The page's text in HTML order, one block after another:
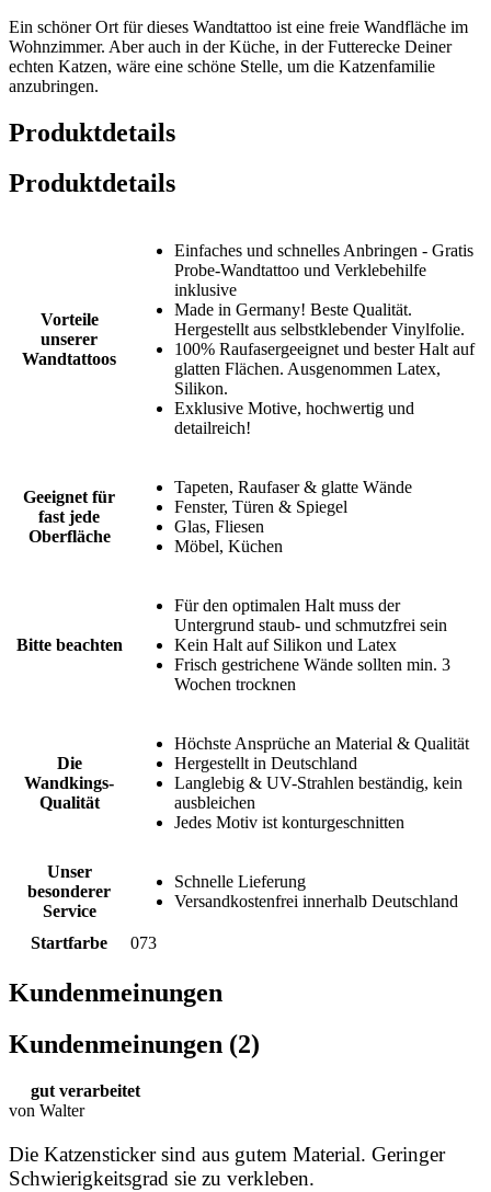
Ein schöner Ort für dieses Wandtattoo ist eine freie Wandfläche im
Wohnzimmer. Aber auch in der Küche, in der Futterecke Deiner
echten Katzen, wäre eine schöne Stelle, um die Katzenfamilie
anzubringen.
Produktdetails
Produktdetails
Vorteile
unserer
Wandtattoos
Einfaches und schnelles Anbringen - Gratis
Probe-Wandtattoo und Verklebehilfe
inklusive
Made in Germany! Beste Qualität.
Hergestellt aus selbstklebender Vinylfolie.
100% Raufasergeeignet und bester Halt auf
glatten Flächen. Ausgenommen Latex,
Silikon.
Exklusive Motive, hochwertig und
detailreich!
Geeignet für
fast jede
Oberfläche
Tapeten, Raufaser & glatte Wände
Fenster, Türen & Spiegel
Glas, Fliesen
Möbel, Küchen
Bitte beachten
Für den optimalen Halt muss der
Untergrund staub- und schmutzfrei sein
Kein Halt auf Silikon und Latex
Frisch gestrichene Wände sollten min. 3
Wochen trocknen
Die
Wandkings-
Qualität
Höchste Ansprüche an Material & Qualität
Hergestellt in Deutschland
Langlebig & UV-Strahlen beständig, kein
ausbleichen
Jedes Motiv ist konturgeschnitten
Unser
besonderer
Service
Schnelle Lieferung
Versandkostenfrei innerhalb Deutschland
Startfarbe 073
Kundenmeinungen
Kundenmeinungen (2)
gut verarbeitet
von Walter
Die Katzensticker sind aus gutem Material. Geringer
Schwierigkeitsgrad sie zu verkleben.